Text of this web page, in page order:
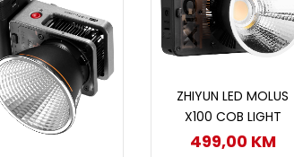
ZHIYUN LED MOLUS
X100 COB LIGHT
499,00 KM